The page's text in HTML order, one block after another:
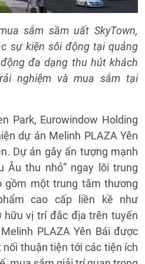
sắm sầm uất SkyTown,
sự kiện sôi động tại quảng
đa dạng thu hút khách
nghiệm và mua sắm tại
Park, Eurowindow Holding
dự án Melinh PLAZA Yên
Dự án gây ấn tượng mạnh
Âu thu nhỏ” ngay lõi trung
gồm một trung tâm thương
cao cấp liền kề như
hữu vị trí đắc địa trên tuyến
PLAZA Yên Bái được
thuận tiện tới các tiện ích